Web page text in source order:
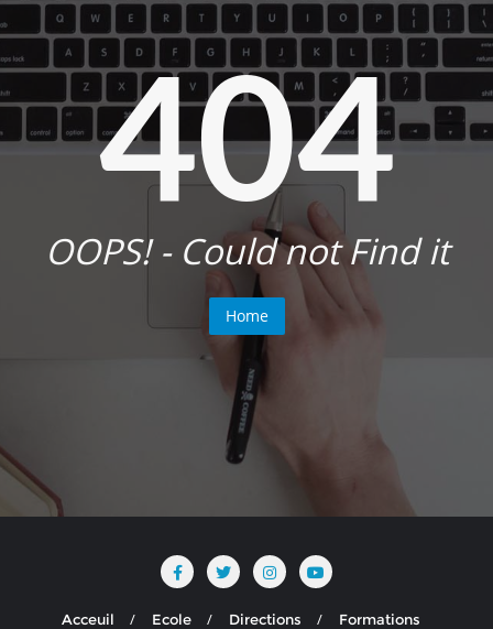
404
OOPS! - Could not Find it
Home
Acceuil Ecole Directions Formations